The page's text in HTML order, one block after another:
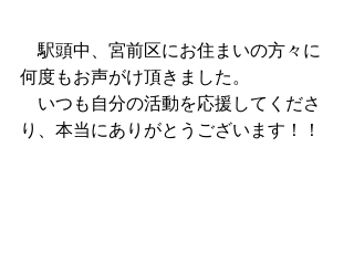
駅頭中、宮前区にお住まいの方々に
何度もお声がけ頂きました。
いつも自分の活動を応援してくださ
り、本当にありがとうございます！！